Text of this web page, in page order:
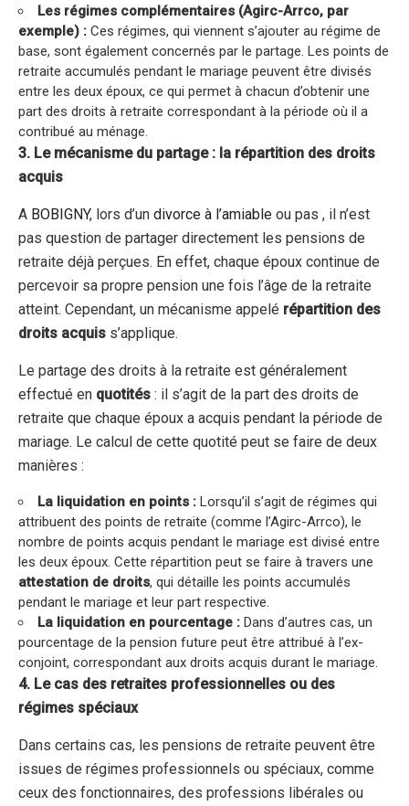
Les régimes complémentaires (Agirc-Arrco, par
exemple) : Ces régimes, qui viennent s’ajouter au régime de
base, sont également concernés par le partage. Les points de
retraite accumulés pendant le mariage peuvent être divisés
entre les deux époux, ce qui permet à chacun d’obtenir une
part des droits à retraite correspondant à la période où il a
contribué au ménage.
3. Le mécanisme du partage : la répartition des droits
acquis
A BOBIGNY, lors d’un divorce à l’amiable ou pas , il n’est
pas question de partager directement les pensions de
retraite déjà perçues. En effet, chaque époux continue de
percevoir sa propre pension une fois l’âge de la retraite
atteint. Cependant, un mécanisme appelé répartition des
droits acquis s’applique.
Le partage des droits à la retraite est généralement
effectué en quotités : il s’agit de la part des droits de
retraite que chaque époux a acquis pendant la période de
mariage. Le calcul de cette quotité peut se faire de deux
manières :
La liquidation en points : Lorsqu’il s’agit de régimes qui
attribuent des points de retraite (comme l’Agirc-Arrco), le
nombre de points acquis pendant le mariage est divisé entre
les deux époux. Cette répartition peut se faire à travers une
attestation de droits, qui détaille les points accumulés
pendant le mariage et leur part respective.
La liquidation en pourcentage : Dans d’autres cas, un
pourcentage de la pension future peut être attribué à l’ex-
conjoint, correspondant aux droits acquis durant le mariage.
4. Le cas des retraites professionnelles ou des
régimes spéciaux
Dans certains cas, les pensions de retraite peuvent être
issues de régimes professionnels ou spéciaux, comme
ceux des fonctionnaires, des professions libérales ou